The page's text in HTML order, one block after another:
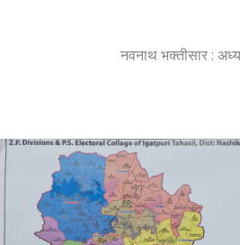
नवनाथ भक्तीसार :